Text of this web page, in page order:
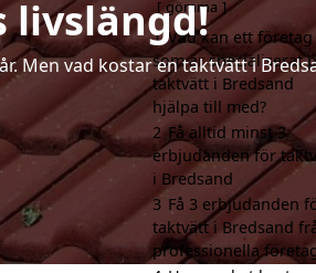
livslängd!
Men vad kostar en taktvätt i
gömma
1 Vad kan ett företag
som är specialiserat
taktvätt i Bredsand
hjälpa till med?
2 Få alltid minst 3
erbjudanden för
i Bredsand
3 Få 3 erbjudanden
taktvätt i Bredsand
professionella